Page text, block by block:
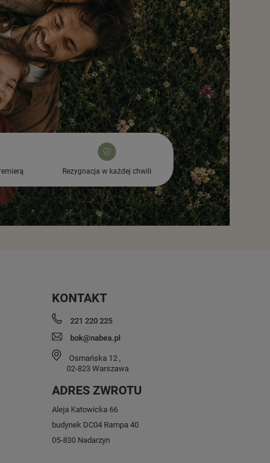
Rezygnacja w każdej chwili
KONTAKT
221 220 225
bok@nabea.pl
Osmańska 12 ,
02-823 Warszawa
ADRES ZWROTU
Aleja Katowicka 66
budynek DC04 Rampa 40
05-830 Nadarzyn